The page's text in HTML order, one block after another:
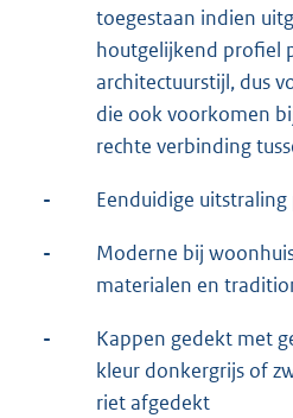
toegestaan indien
houtgelijkend profiel
architectuurstijl, dus
die ook voorkomen
rechte verbinding
- Eenduidige
-
Moderne bij
materialen en
-
Kappen gedekt met
kleur donkergrijs of
riet afgedekt